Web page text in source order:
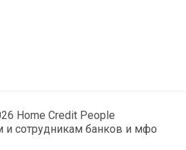
Home Credit People
сотрудникам банков и мфо